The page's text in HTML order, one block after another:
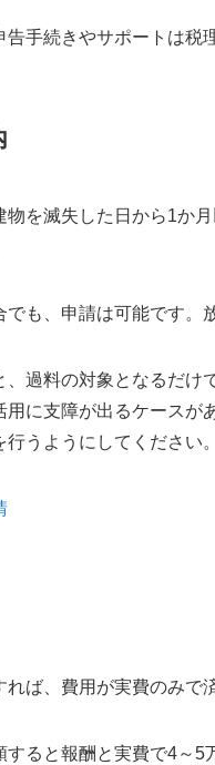
手続きやサポートは税
を滅失した日から1か
も、申請は可能です。
過料の対象となるだけ
に支障が出るケース
うようにしてください。
ば、費用が実費のみで
ると報酬と実費で4～